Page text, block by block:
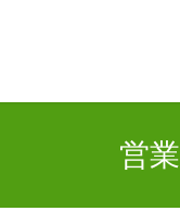
営業